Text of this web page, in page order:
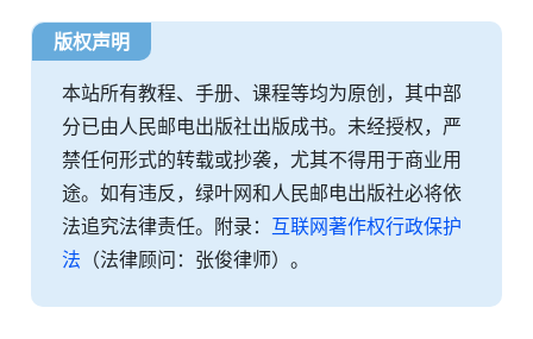
版权声明
本站所有教程、手册、课程等均为原创，其中部
分已由人民邮电出版社出版成书。未经授权，严
禁任何形式的转载或抄袭，尤其不得用于商业用
途。如有违反，绿叶网和人民邮电出版社必将依
法追究法律责任。附录： 互联网著作权行政保护
法 （法律顾问：张俊律师）。